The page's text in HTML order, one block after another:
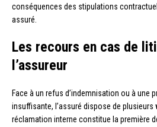
conséquences des stipulations
assuré.
Les recours en cas de
l’assureur
Face à un refus d’indemnisation ou à une
insuffisante, l’assuré dispose de plusieurs
réclamation interne constitue la première